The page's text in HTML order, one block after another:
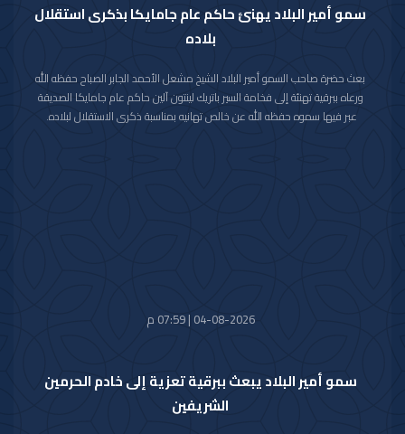
سمو أمير البلاد يهنئ حاكم عام جامايكا بذكرى استقلال
بلاده
بعث حضرة صاحب السمو أمير البلاد الشيخ مشعل الأحمد الجابر الصباح حفظه الله
ورعاه ببرقية تهنئة إلى فخامة السير باتريك لينتون آلين حاكم عام جامايكا الصديقة
عبر فيها سموه حفظه الله عن خالص تهانيه بمناسبة ذكرى الاستقلال لبلاده.
04-08-2026 | 07:59 م
سمو أمير البلاد يبعث ببرقية تعزية إلى خادم الحرمين
الشريفين